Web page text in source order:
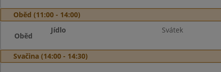
Oběd (11:00 - 14:00)
Oběd
Jídlo Svátek
Svačina (14:00 - 14:30)